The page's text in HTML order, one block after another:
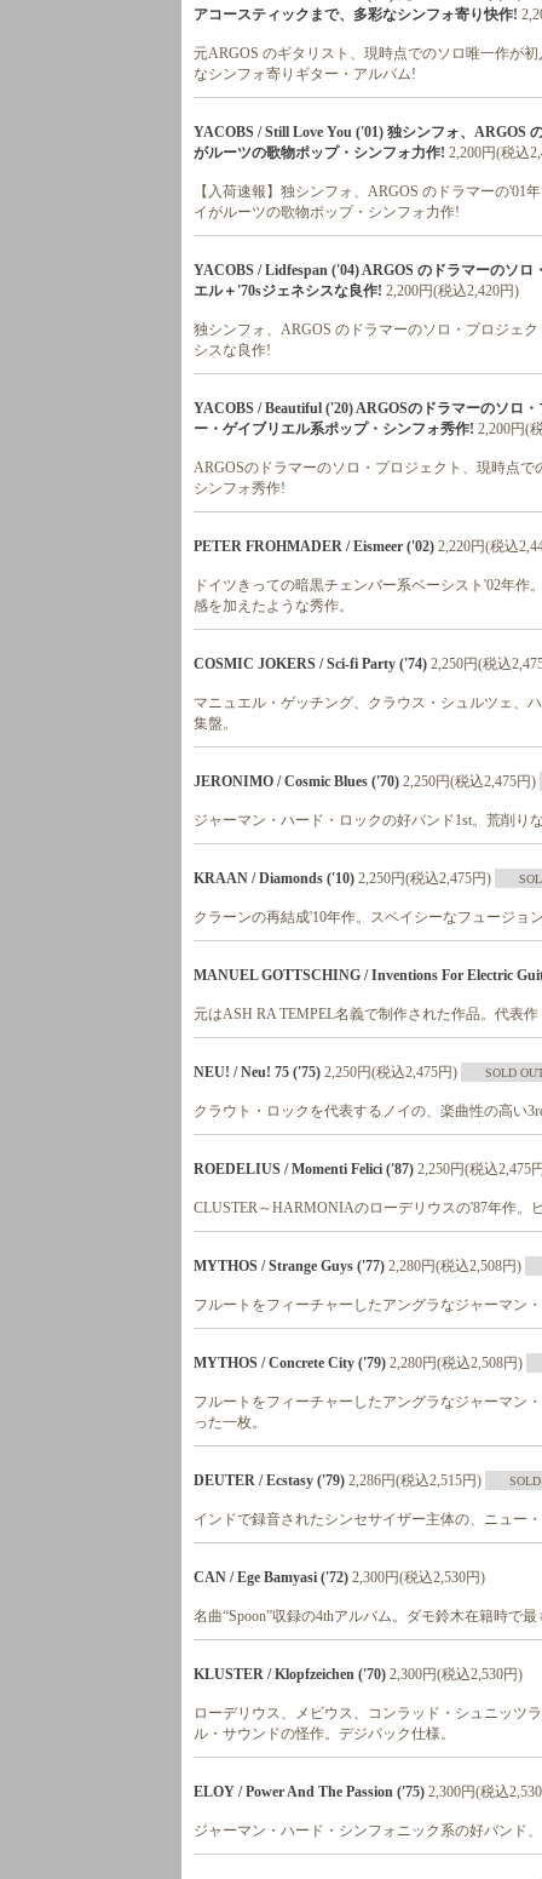
アコースティックまで、多彩なシンフォ寄り快作!
元ARGOS のギタリスト、現時点でのソロ唯一作が
なシンフォ寄りギター・アルバム!
YACOBS / Still Love You ('01) 独シンフォ、ARGOS
がルーツの歌物ポップ・シンフォ力作! 2,200円(税込
【入荷速報】独シンフォ、ARGOS のドラマーの'01
イがルーツの歌物ポップ・シンフォ力作!
YACOBS / Lidfespan ('04) ARGOS のドラマーのソ
エル＋'70sジェネシスな良作! 2,200円(税込2,420円)
独シンフォ、ARGOS のドラマーのソロ・プロジェ
シスな良作!
YACOBS / Beautiful ('20) ARGOSのドラマーのソロ
ー・ゲイブリエル系ポップ・シンフォ秀作! 2,200円(
ARGOSのドラマーのソロ・プロジェクト、現時点
シンフォ秀作!
PETER FROHMADER / Eismeer ('02) 2,220円(税込
ドイツきっての暗黒チェンバー系ベーシスト'02年
感を加えたような秀作。
COSMIC JOKERS / Sci-fi Party ('74) 2,250円(税込
マニュエル・ゲッチング、クラウス・シュルツェ、
集盤。
JERONIMO / Cosmic Blues ('70) 2,250円(税込2,475円)
ジャーマン・ハード・ロックの好バンド1st。荒削り
KRAAN / Diamonds ('10) 2,250円(税込2,475円)
クラーンの再結成'10年作。スペイシーなフュージ
MANUEL GOTTSCHING / Inventions For Electric
元はASH RA TEMPEL名義で制作された作品。代表
NEU! / Neu! 75 ('75) 2,250円(税込2,475円) SOLD
クラウト・ロックを代表するノイの、楽曲性の高い
ROEDELIUS / Momenti Felici ('87) 2,250円(税込2,475
CLUSTER～HARMONIAのローデリウスの'87年作
MYTHOS / Strange Guys ('77) 2,280円(税込2,508円)
フルートをフィーチャーしたアングラなジャーマン
MYTHOS / Concrete City ('79) 2,280円(税込2,508円)
フルートをフィーチャーしたアングラなジャーマン
った一枚。
DEUTER / Ecstasy ('79) 2,286円(税込2,515円)
インドで録音されたシンセサイザー主体の、ニュー
CAN / Ege Bamyasi ('72) 2,300円(税込2,530円)
名曲“Spoon”収録の4thアルバム。ダモ鈴木在籍時で
KLUSTER / Klopfzeichen ('70) 2,300円(税込2,530円)
ローデリウス、メビウス、コンラッド・シュニッツ
ル・サウンドの怪作。デジパック仕様。
ELOY / Power And The Passion ('75) 2,300円(税込
ジャーマン・ハード・シンフォニック系の好バンド